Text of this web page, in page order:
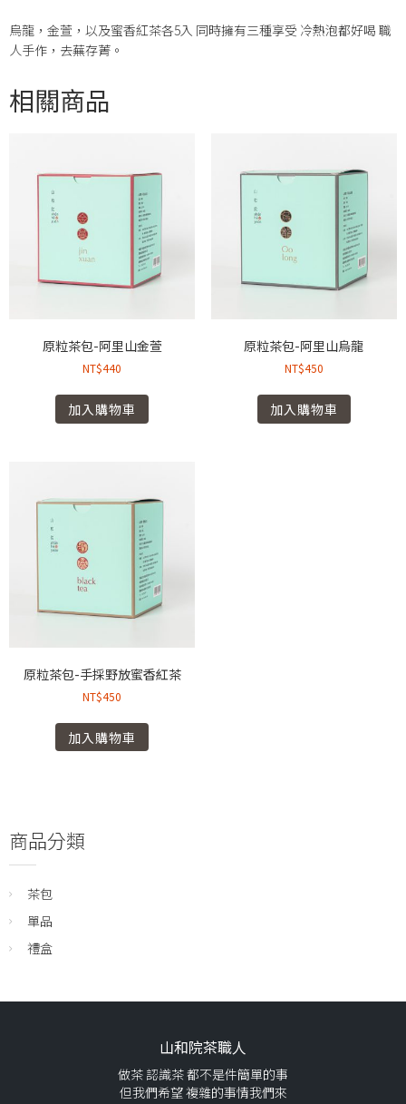
烏龍，金萱，以及蜜香紅茶各5入 同時擁有三種享受 冷熱泡都好喝 職
人手作，去蕪存菁。
相關商品
原粒茶包-阿里山金萱
NT$440
加入購物車
原粒茶包-阿里山烏龍
NT$450
加入購物車
原粒茶包-手採野放蜜香紅茶
NT$450
加入購物車
商品分類
茶包
單品
禮盒
山和院茶職人
做茶 認識茶 都不是件簡單的事
但我們希望 複雜的事情我們來